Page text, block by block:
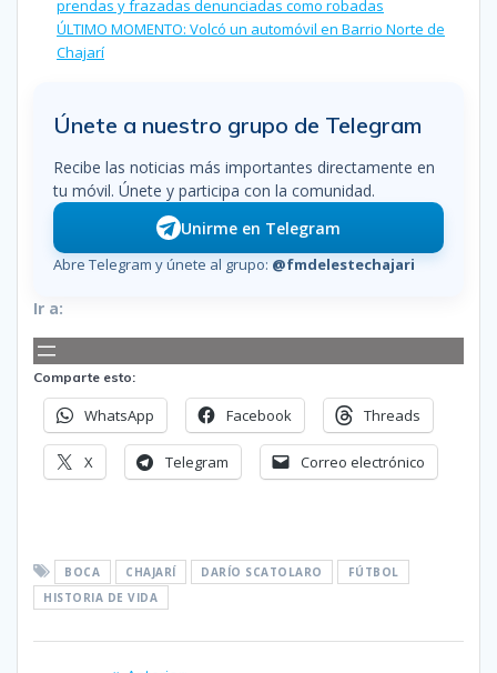
prendas y frazadas denunciadas como robadas
ÚLTIMO MOMENTO: Volcó un automóvil en Barrio Norte de
Chajarí
Únete a nuestro grupo de Telegram
Recibe las noticias más importantes directamente en
tu móvil. Únete y participa con la comunidad.
Unirme en Telegram
Abre Telegram y únete al grupo: @fmdelestechajari
Ir a:
Comparte esto:
WhatsApp Facebook Threads
X Telegram Correo electrónico
BOCA CHAJARÍ DARÍO SCATOLARO
FÚTBOL
HISTORIA DE VIDA